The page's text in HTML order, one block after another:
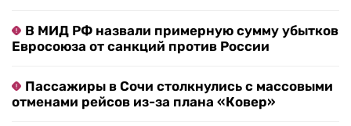
В МИД РФ назвали примерную сумму убытков
Евросоюза от санкций против России
Пассажиры в Сочи столкнулись с массовыми
отменами рейсов из-за плана «Ковер»